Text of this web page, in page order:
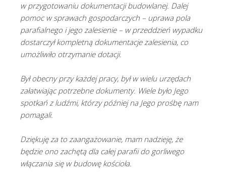
w przygotowaniu dokumentacji budowlanej. Dalej
pomoc w sprawach gospodarczych – uprawa pola
parafialnego i jego zalesienie – w przeddzień wypadku
dostarczył kompletną dokumentacje zalesienia, co
umożliwiło otrzymanie dotacji.
Był obecny przy każdej pracy, był w wielu urzędach
załatwiając potrzebne dokumenty. Wiele było Jego
spotkań z ludźmi, którzy później na Jego prośbę nam
pomagali.
Dziękuję za to zaangażowanie, mam nadzieję, że
będzie ono zachętą dla całej parafii do gorliwego
włączania się w budowę kościoła.